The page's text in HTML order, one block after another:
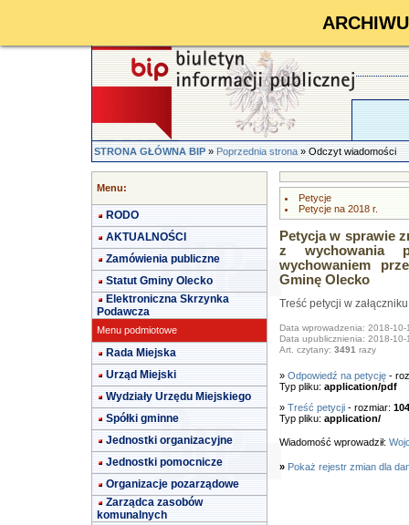
STRONA GŁÓWNA BIP»Poprzednia strona» Odczyt wiadomości
Menu:
RODO
AKTUALNOŚCI
Zamówienia publiczne
Statut Gminy Olecko
Elektroniczna Skrzynka
Podawcza
Menu podmiotowe
Rada Miejska
Urząd Miejski
Wydziały Urzędu Miejskiego
Spółki gminne
Jednostki organizacyjne
Jednostki pomocnicze
Organizacje pozarządowe
Zarządca zasobów
komunalnych
Petycje
Petycje na 2018 r.
Petycja w sprawie
z wychowania
wychowaniem
Gminę Olecko
Treść petycji w załączniku
Data wprowadzenia: 2018-10-
Data upublicznienia: 2018-10-
Art. czytany: 3491razy
» Odpowiedź na petycję-
Typ pliku: application/pdf
» Treść petycji- rozmiar:
Typ pliku: application/
Wiadomość wprowadził:
» Pokaż rejestr zmian dla